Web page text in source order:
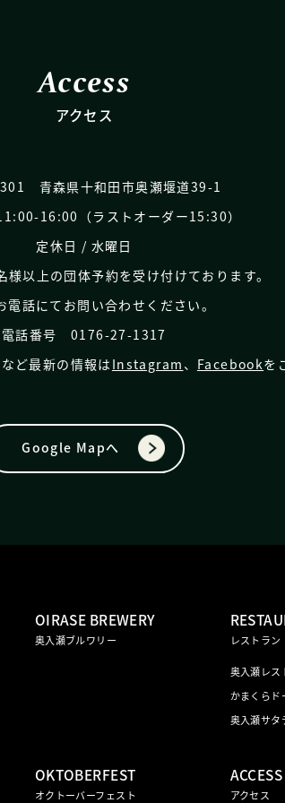
Access
アクセス
青森県十和田市奥瀬堰道39-1
16:00（ラストオーダー15:30）
定休日 / 水曜日
以上の団体予約を受け付けております。
電話にてお問い合わせください。
電話番号 0176-27-1317
ど最新の情報はInstagram 、 Facebookを
Google Mapへ
OIRASE BREWERY
奥入瀬ブルワリー レストラン
奥入瀬レス
かまくらド
奥入瀬サタ
OKTOBERFEST
オクトーバーフェスト
ACCESS
アクセス